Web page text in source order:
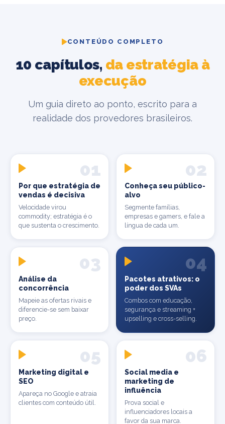
CONTEÚDO COMPLETO
10 capítulos, da estratégia à
execução
Um guia direto ao ponto, escrito para a
realidade dos provedores brasileiros.
01
Por que estratégia de
vendas é decisiva
Velocidade virou
commodity; estratégia é o
que sustenta o crescimento.
02
Conheça seu público-
alvo
Segmente famílias,
empresas e gamers, e fale a
língua de cada um.
03
Análise da
concorrência
Mapeie as ofertas rivais e
diferencie-se sem baixar
preço.
04
Pacotes atrativos: o
poder dos SVAs
Combos com educação,
segurança e streaming +
upselling e cross-selling.
05
Marketing digital e
SEO
Apareça no Google e atraia
clientes com conteúdo útil.
06
Social media e
marketing de
influência
Prova social e
influenciadores locais a
favor da sua marca.